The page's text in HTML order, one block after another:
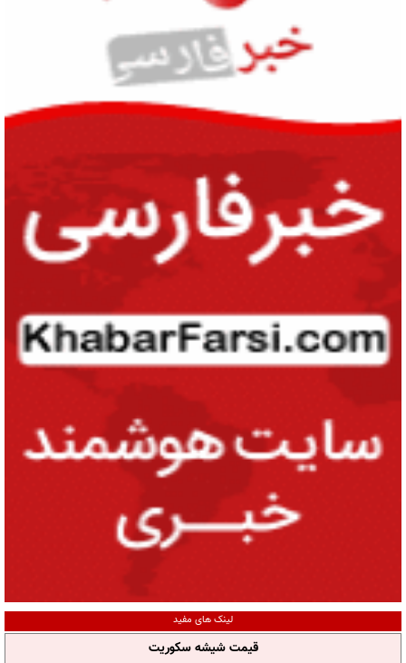
لینک های مفید
قیمت شیشه سکوریت